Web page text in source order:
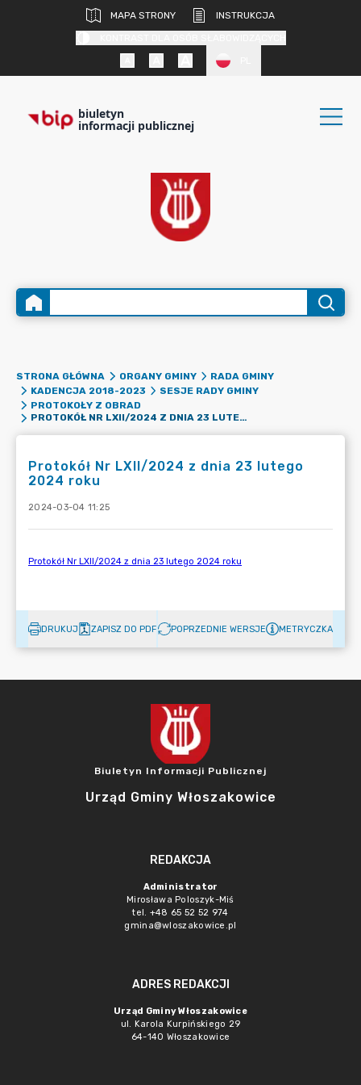
MAPA STRONY
INSTRUKCJA
biuletyn
informacji publicznej
STRONA GŁÓWNA ORGANY GMINY
RADA GMINY
KADENCJA 2018-2023
SESJE RADY GMINY
PROTOKOŁY Z OBRAD
PROTOKÓŁ NR LXII/2024 Z DNIA 23 LUTEGO 2024 ROKU
Protokół Nr LXII/2024 z dnia 23 lutego
2024 roku
2024-03-04 11:25
DRUKUJ ZAPISZ DO PDF POPRZEDNIE WERSJE METRYCZKA
Biuletyn Informacji Publicznej
Urząd Gminy Włoszakowice
REDAKCJA
Administrator
Mirosława Poloszyk-Miś
tel. +48 65 52 52 974
gmina@wloszakowice.pl
ADRES REDAKCJI
Urząd Gminy Włoszakowice
ul. Karola Kurpińskiego 29
64-140 Włoszakowice